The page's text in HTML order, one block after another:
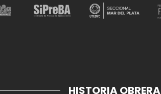
HISTORIA OBRERA